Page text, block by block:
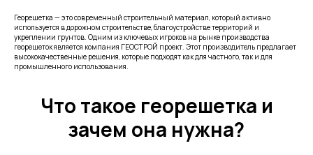
Георешетка — это современный строительный материал, который активно
используется в дорожном строительстве, благоустройстве территорий и
укреплении грунтов. Одним из ключевых игроков на рынке производства
георешеток является компания ГЕОСТРОЙ проект. Этот производитель предлагает
высококачественные решения, которые подходят как для частного, так и для
промышленного использования.
Что такое георешетка и
зачем она нужна?